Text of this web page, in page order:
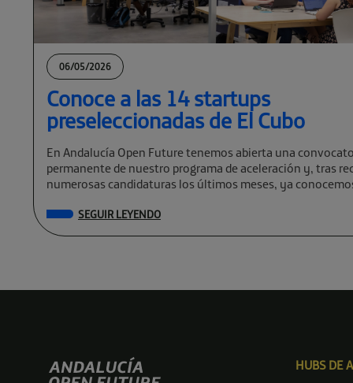
06/05/2026
Conoce a las 14 startups
preseleccionadas de El Cubo
En Andalucía Open Future tenemos abierta una
permanente de nuestro programa de aceleración y, tras
numerosas candidaturas los últimos meses, ya
SEGUIR LEYENDO
HUBS DE